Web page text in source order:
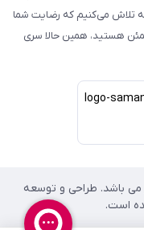
تلاش می‌کنیم که رضایت شما
هستید، همین حالا سری
باشد. طراحی و توسعه